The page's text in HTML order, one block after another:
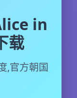
in
载
,官方朝国